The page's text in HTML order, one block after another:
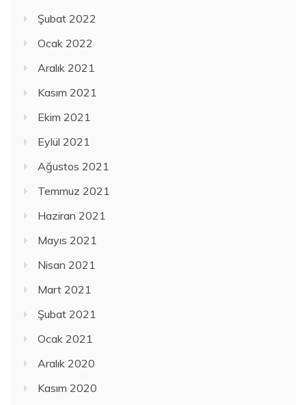
Şubat 2022
Ocak 2022
Aralık 2021
Kasım 2021
Ekim 2021
Eylül 2021
Ağustos 2021
Temmuz 2021
Haziran 2021
Mayıs 2021
Nisan 2021
Mart 2021
Şubat 2021
Ocak 2021
Aralık 2020
Kasım 2020